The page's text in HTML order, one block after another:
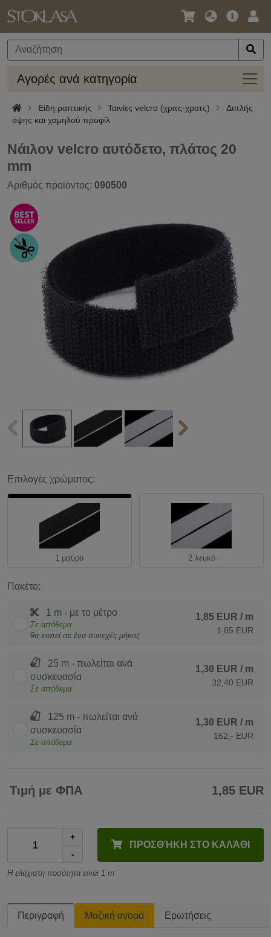
Γλώσσα
Νόμισμα
Κύρια
Αγορές ανά κατηγορία
ανά
Είδη ραπτικής Ταινίες velcro (χριτς-χρατς)
Διπλής
όψης και χαμηλού προφίλ
Νάιλον velcro αυτόδετο, πλάτος 20
mm
Αριθμός προϊόντος: 090500
Επιλογές χρώματος:
1 μαύρο 2 λευκό
Πακέτο:
1 m - με το μέτρο
Σε απόθεμα
θα κοπεί σε ένα συνεχές μήκος
1,85 EUR / m
1,85 EUR
25 m - πωλείται ανά
συσκευασία
Σε απόθεμα
1,30 EUR / m
32,40 EUR
125 m - πωλείται ανά
συσκευασία
Σε απόθεμα
1,30 EUR / m
162,- EUR
Τιμή με ΦΠΑ 1,85 EUR
+
-
ΠΡΟΣΘΉΚΗ ΣΤΟ ΚΑΛΆΘΙ
Η ελάχιστη ποσότητα είναι 1 m
Περιγραφή Μαζική αγορά Ερωτήσεις